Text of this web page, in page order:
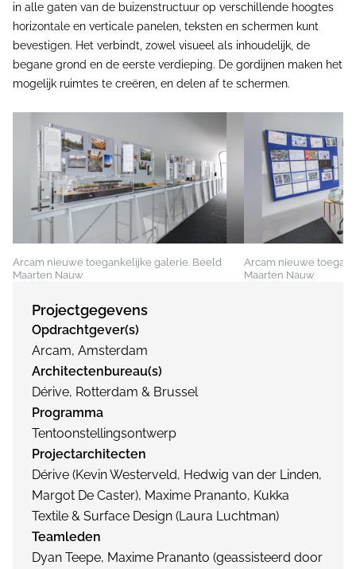
in alle gaten van de buizenstructuur op verschillende hoogtes
horizontale en verticale panelen, teksten en schermen kunt
bevestigen. Het verbindt, zowel visueel als inhoudelijk, de
begane grond en de eerste verdieping. De gordijnen maken het
mogelijk ruimtes te creëren, en delen af te schermen.
Arcam nieuwe toegankelijke galerie. Beeld
Maarten Nauw
Arcam nieuwe
Maarten Nauw
Projectgegevens
Opdrachtgever(s)
Arcam, Amsterdam
Architectenbureau(s)
Dérive, Rotterdam & Brussel
Programma
Tentoonstellingsontwerp
Projectarchitecten
Dérive (Kevin Westerveld, Hedwig van der Linden,
Margot De Caster), Maxime Prananto, Kukka
Textile & Surface Design (Laura Luchtman)
Teamleden
Dyan Teepe, Maxime Prananto (geassisteerd door